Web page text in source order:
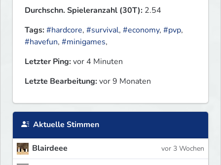
Durchschn. Spieleranzahl (30T): 2.54
Tags:#hardcore, #survival, #economy, #pvp,
#havefun, #minigames,
Letzter Ping:vor 4 Minuten
Letzte Bearbeitung:vor 9 Monaten
Aktuelle Stimmen
Blairdeee vor 3 Wochen